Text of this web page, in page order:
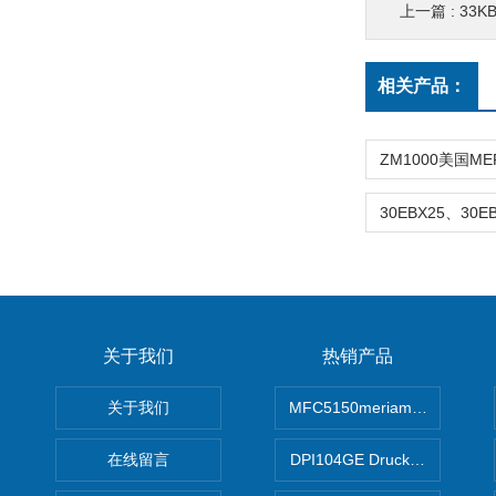
上一篇 :
相关产品：
关于我们
关于我们
在线留言
热销产品
MFC5150meriam智能手操器
DPI104GE Druck德鲁克